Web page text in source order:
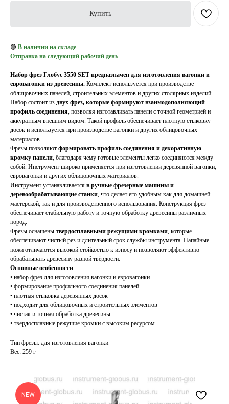
Купить
🟢 В наличии на складе
Отправка на следующий рабочий день
Набор фрез Глобус 3550 SET предназначен для изготовления вагонки и
евровагонки из древесины. Комплект используется при производстве
облицовочных панелей, строительных элементов и других столярных изделий.
Набор состоит из двух фрез, которые формируют взаимодополняющий
профиль соединения , позволяя изготавливать панели с точной геометрией и
аккуратным внешним видом. Такой профиль обеспечивает плотную стыковку
досок и используется при производстве вагонки и других облицовочных
материалов.
Фрезы позволяют формировать профиль соединения и декоративную
кромку панели , благодаря чему готовые элементы легко соединяются между
собой. Инструмент широко применяется при изготовлении деревянной вагонки,
евровагонки и других облицовочных материалов.
Инструмент устанавливается в ручные фрезерные машины и
деревообрабатывающие станки , что делает его удобным как для домашней
мастерской, так и для производственного использования. Конструкция фрез
обеспечивает стабильную работу и точную обработку древесины различных
пород.
Фрезы оснащены твердосплавными режущими кромками , которые
обеспечивают чистый рез и длительный срок службы инструмента. Напайные
ножи отличаются высокой стойкостью к износу и позволяют эффективно
обрабатывать древесину разной твёрдости.
Основные особенности
• набор фрез для изготовления вагонки и евровагонки
• формирование профильного соединения панелей
• плотная стыковка деревянных досок
• подходит для облицовочных и строительных элементов
• чистая и точная обработка древесины
• твердосплавные режущие кромки с высоким ресурсом
Тип фрезы: для изготовления вагонки
Вес: 259 г
NEW